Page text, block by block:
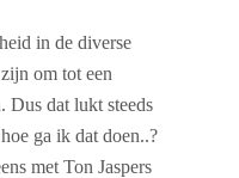
in de diverse
om tot een
Dus dat lukt steeds
ga ik dat doen..?
met Ton Jaspers